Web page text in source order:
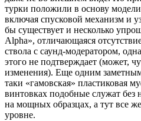
турки положили в основу
включая спусковой механизм и
бы существует и несколько
Alpha», отличающаяся
ствола с саунд-модератором,
этого не подтверждает (может,
изменения). Еще одним
таки «гамовская» пластиковая
винтовках подобные служат без
на мощных образцах, а тут все
уровне.